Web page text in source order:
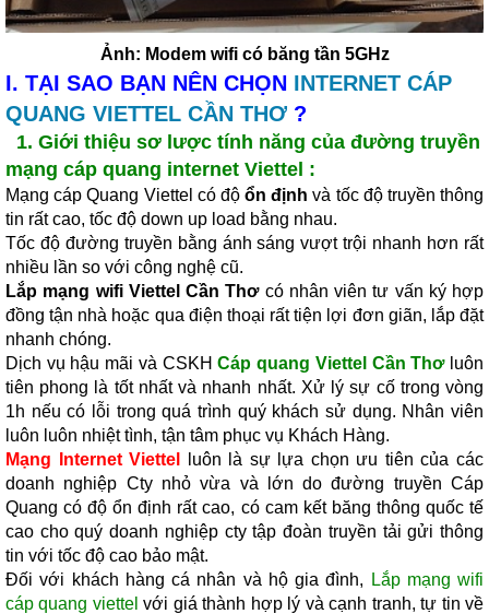
Ảnh: Modem wifi có băng tần 5GHz
I. TẠI SAO BẠN NÊN CHỌN INTERNET CÁP
QUANG VIETTEL CẦN THƠ ?
1. Giới thiệu sơ lược tính năng của đường truyền
mạng cáp quang internet Viettel :
Mạng cáp Quang Viettel có độ ổn định và tốc độ truyền thông
tin rất cao, tốc độ down up load bằng nhau.
Tốc độ đường truyền bằng ánh sáng vượt trội nhanh hơn rất
nhiều lần so với công nghệ cũ.
Lắp mạng wifi Viettel Cần Thơcó nhân viên tư vấn ký hợp
đồng tận nhà hoặc qua điện thoại rất tiện lợi đơn giãn, lắp đặt
nhanh chóng.
Dịch vụ hậu mãi và CSKHCáp quang Viettel Cần Thơluôn
tiên phong là tốt nhất và nhanh nhất. Xử lý sự cố trong vòng
1h nếu có lỗi trong quá trình quý khách sử dụng. Nhân viên
luôn luôn nhiệt tình, tận tâm phục vụ Khách Hàng.
Mạng Internet Viettel
luôn là sự lựa chọn ưu tiên của các
doanh nghiệp Cty nhỏ vừa và lớn do đường truyền Cáp
Quang có độ ổn định rất cao, có cam kết băng thông quốc tế
cao cho quý doanh nghiệp cty tập đoàn truyền tải gửi thông
tin với tốc độ cao bảo mật.
Đối với khách hàng cá nhân và hộ gia đình,
Lắp mạng wifi
cáp quang viettel với giá thành hợp lý và cạnh tranh, tự tin về